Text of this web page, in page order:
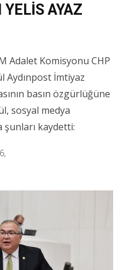
AYAZ
Adalet Komisyonu CHP
Aydınpost İmtiyaz
basın özgürlüğüne
sosyal medya
şunları kaydetti: